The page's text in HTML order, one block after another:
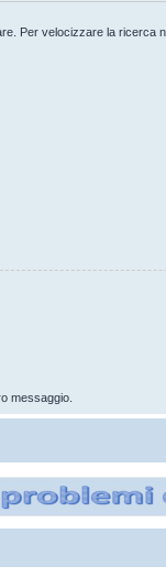
Per velocizzare la ricerca
messaggio.